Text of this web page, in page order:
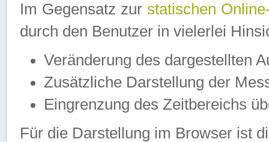
Im Gegensatz zur statischen
durch den Benutzer in vielerlei
Veränderung des dargestellten
Zusätzliche Darstellung der
Eingrenzung des Zeitbereichs
Für die Darstellung im Browser ist